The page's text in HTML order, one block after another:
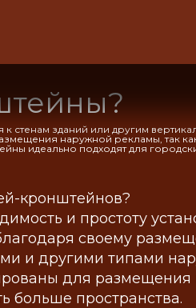
зданий или другим
наружной рекламы, так
идеально подходят для
кронштейнов?
и простоту
своему
и другими типами
для размещения
больше пространства.